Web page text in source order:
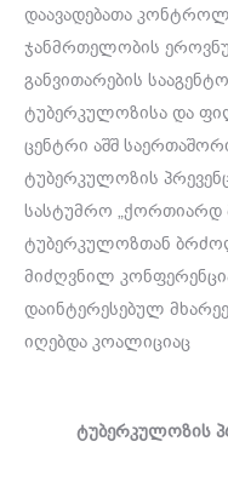
დაავადებათა
ჯანმრთელობის
განვითარების
ტუბერკულოზისა და
ცენტრი აშშ
ტუბერკულოზის
სასტუმრო „ქორთიარდ
ტუბერკულოზთან
მიძღვნილ
დაინტერესებულ
იღებდა კოალიციაც
ტუბერკულოზის